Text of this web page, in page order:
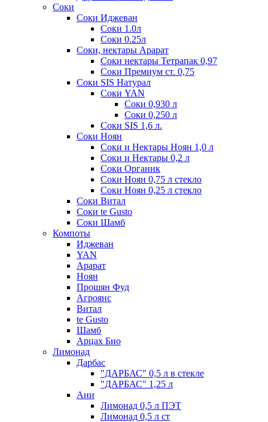
Соки
Соки Иджеван
Соки 1.0л
Соки 0.25л
Соки, нектары Арарат
Соки нектары Тетрапак 0,97
Соки Премиум ст. 0,75
Соки SIS Натурал
Соки YAN
Соки 0,930 л
Соки 0,250 л
Соки SIS 1,6 л.
Соки Ноян
Соки и Нектары Ноян 1,0 л
Соки и Нектары 0,2 л
Соки Органик
Соки Ноян 0,75 л стекло
Соки Ноян 0,25 л стекло
Соки Витал
Соки te Gusto
Соки Шамб
Компоты
Иджеван
YAN
Арарат
Ноян
Прошян Фуд
Агроянс
Витал
te Gusto
Шамб
Арцах Био
Лимонад
Дарбас
"ДАРБАС" 0,5 л в стекле
"ДАРБАС" 1,25 л
Ани
Лимонад 0,5 л ПЭТ
Лимонад 0,5 л ст